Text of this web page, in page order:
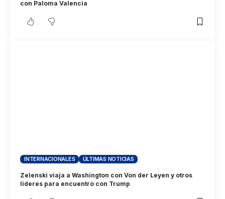
con Paloma Valencia
INTERNACIONALES ÚLTIMAS NOTICIAS
Zelenski viaja a Washington con Von der Leyen y otros
líderes para encuentro con Trump